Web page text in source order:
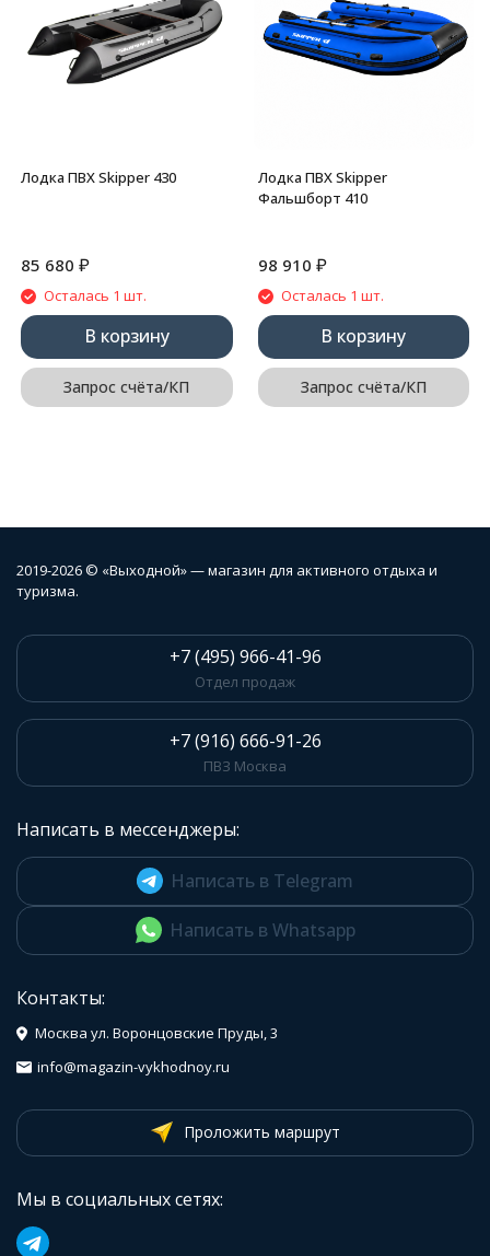
Лодка ПВХ Skipper 430
85 680 ₽
Осталась 1 шт.
В корзину
Запрос счёта/КП
Лодка ПВХ Skipper
Фальшборт 410
98 910 ₽
Осталась 1 шт.
В корзину
Запрос счёта/КП
2019-2026 © «Выходной» — магазин для активного отдыха и
туризма.
+7 (495) 966-41-96
Отдел продаж
+7 (916) 666-91-26
ПВЗ Москва
Написать в мессенджеры:
Написать в Telegram
Написать в Whatsapp
Контакты:
Москва ул. Воронцовские Пруды, 3
info@magazin-vykhodnoy.ru
Проложить маршрут
Мы в социальных сетях: